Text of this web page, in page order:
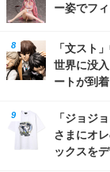
ー姿でフ
「文スト
世界に没
ートが到着
「ジョジ
さまにオ
ックスを